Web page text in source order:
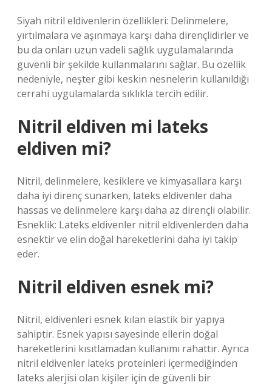
Siyah nitril eldivenlerin özellikleri: Delinmelere,
yırtılmalara ve aşınmaya karşı daha dirençlidirler ve
bu da onları uzun vadeli sağlık uygulamalarında
güvenli bir şekilde kullanmalarını sağlar. Bu özellik
nedeniyle, neşter gibi keskin nesnelerin kullanıldığı
cerrahi uygulamalarda sıklıkla tercih edilir.
Nitril eldiven mi lateks
eldiven mi?
Nitril, delinmelere, kesiklere ve kimyasallara karşı
daha iyi direnç sunarken, lateks eldivenler daha
hassas ve delinmelere karşı daha az dirençli olabilir.
Esneklik: Lateks eldivenler nitril eldivenlerden daha
esnektir ve elin doğal hareketlerini daha iyi takip
eder.
Nitril eldiven esnek mi?
Nitril, eldivenleri esnek kılan elastik bir yapıya
sahiptir. Esnek yapısı sayesinde ellerin doğal
hareketlerini kısıtlamadan kullanımı rahattır. Ayrıca
nitril eldivenler lateks proteinleri içermediğinden
lateks alerjisi olan kişiler için de güvenli bir